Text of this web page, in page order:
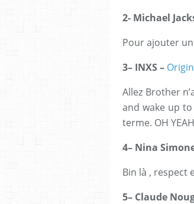
2- Michael
Pour ajouter
3– INXS –
Allez Brother
and wake up
terme. OH
4– Nina
Bin là , respect
5– Claude